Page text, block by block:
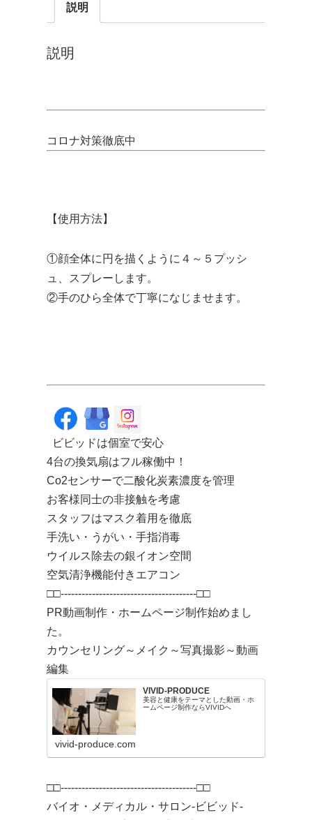
説明
説明
コロナ対策徹底中
【使用方法】
①顔全体に円を描くように４～５プッシ
ュ、スプレーします。
②手のひら全体で丁寧になじませます。
ビビッドは個室で安心
4台の換気扇はフル稼働中！
Co2センサーで二酸化炭素濃度を管理
お客様同士の非接触を考慮
スタッフはマスク着用を徹底
手洗い・うがい・手指消毒
ウイルス除去の銀イオン空間
空気清浄機能付きエアコン
□□---------------------------------------□□
PR動画制作・ホームページ制作始めまし
た。
カウンセリング～メイク～写真撮影～動画
編集
VIVID-PRODUCE
美容と健康をテーマとした動画・ホ
ームページ制作ならVIVIDへ
vivid-produce.com
□□---------------------------------------□□
バイオ・メディカル・サロン-ビビッド-